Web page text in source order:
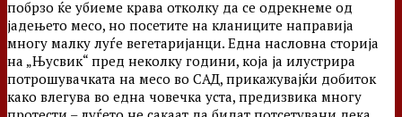
побрзо ќе убиеме крава отколку да се одрекнеме од
јадењето месо, но посетите на кланиците направија
многу малку луѓе вегетаријанци. Една насловна сторија
на „Њусвик“ пред неколку години, која ја илустрира
потрошувачката на месо во САД, прикажувајќи добиток
како влегува во една човечка уста, предизвика многу